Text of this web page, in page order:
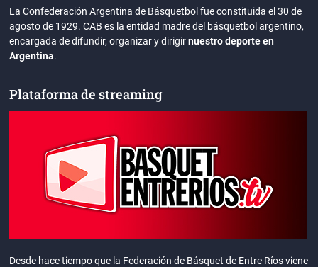
La Confederación Argentina de Básquetbol fue constituida el 30 de
agosto de 1929. CAB es la entidad madre del básquetbol argentino,
encargada de difundir, organizar y dirigirnuestro deporte en
Argentina.
Plataforma de streaming
Desde hace tiempo que la Federación de Básquet de Entre Ríos viene